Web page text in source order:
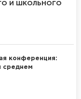
И ШКОЛЬНОГО
конференция:
среднем